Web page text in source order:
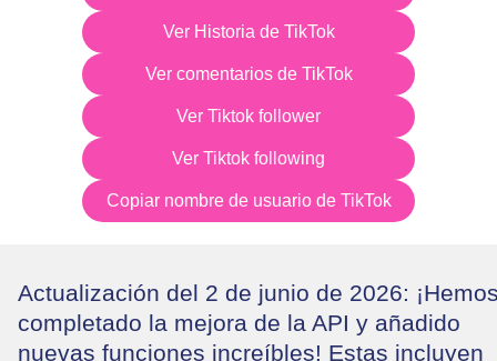
Ver Historia de TikTok
Ver comentarios de TikTok
Ver Tiktok follower
Ver Tiktok following
Copiar nombre de usuario de TikTok
Actualización del 2 de junio de 2026:
completado la mejora de la API y añadido
nuevas funciones increíbles! Estas incluyen